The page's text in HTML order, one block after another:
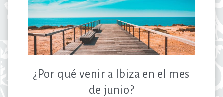
¿Por qué venir a Ibiza en el mes
de junio?